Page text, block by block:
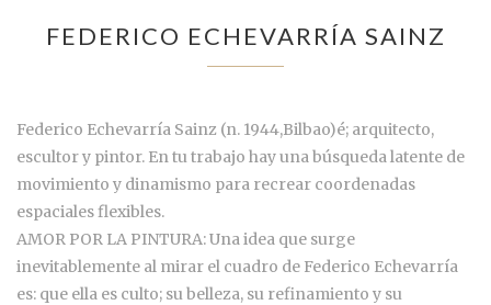
FEDERICO ECHEVARRÍA SAINZ
Federico Echevarría Sainz (n. 1944,Bilbao)é; arquitecto,
escultor y pintor. En tu trabajo hay una búsqueda latente de
movimiento y dinamismo para recrear coordenadas
espaciales flexibles.
AMOR POR LA PINTURA: Una idea que surge
inevitablemente al mirar el cuadro de Federico Echevarría
es: que ella es culto; su belleza, su refinamiento y su